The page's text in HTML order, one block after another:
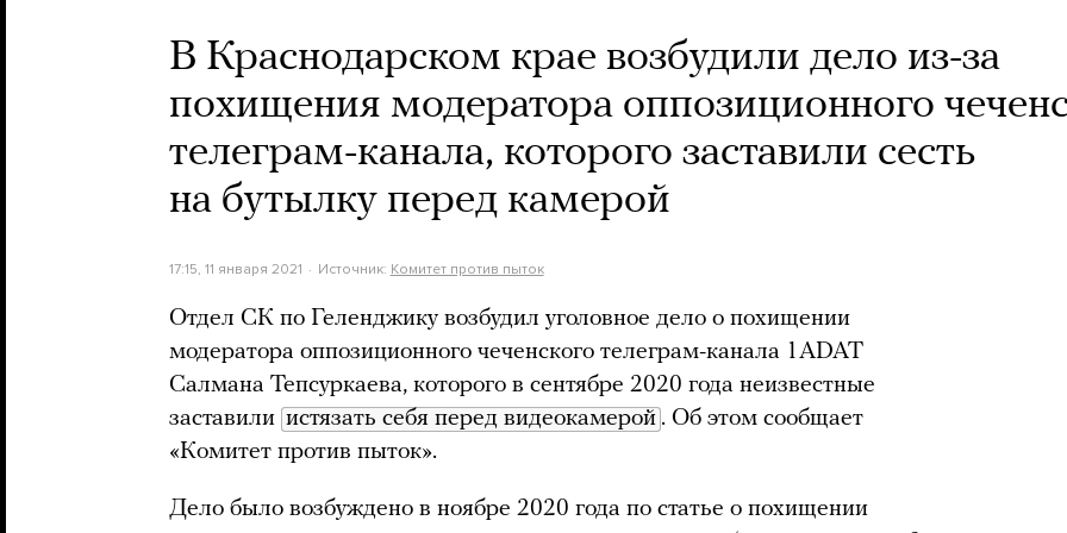
В Краснодарском крае возбудили дело из-за
похищения модератора оппозиционного
телеграм-канала, которого заставили сесть
на бутылку перед камерой
17:15, 11 января 2021 Источник: Комитет против пыток
Отдел СК по Геленджику возбудил уголовное дело о похищении
модератора оппозиционного чеченского телеграм-канала 1ADAT
Салмана Тепсуркаева, которого в сентябре 2020 года неизвестные
заставили истязать себя перед видеокамерой . Об этом сообщает
«Комитет против пыток».
Дело было возбуждено в ноябре 2020 года по статье о похищении